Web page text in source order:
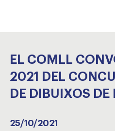
EL COMLL
2021 DEL
DE DIBUIXOS DE
25/10/2021